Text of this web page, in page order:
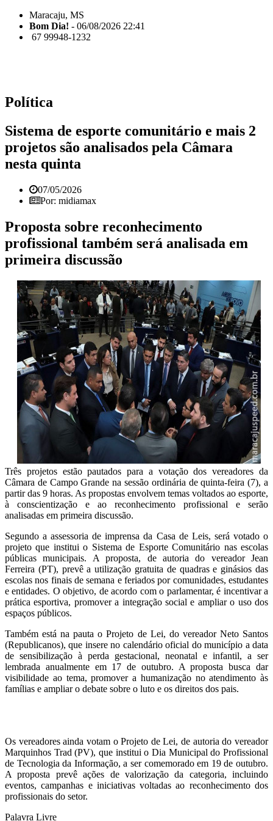
Maracaju, MS
Bom Dia! - 06/08/2026 22:41
67 99948-1232
Política
Sistema de esporte comunitário e mais 2
projetos são analisados pela Câmara
nesta quinta
07/05/2026
Por: midiamax
Proposta sobre reconhecimento
profissional também será analisada em
primeira discussão
Três projetos estão pautados para a votação dos vereadores da
Câmara de Campo Grande na sessão ordinária de quinta-feira (7), a
partir das 9 horas. As propostas envolvem temas voltados ao esporte,
à conscientização e ao reconhecimento profissional e serão
analisadas em primeira discussão.
Segundo a assessoria de imprensa da Casa de Leis, será votado o
projeto que institui o Sistema de Esporte Comunitário nas escolas
públicas municipais. A proposta, de autoria do vereador Jean
Ferreira (PT), prevê a utilização gratuita de quadras e ginásios das
escolas nos finais de semana e feriados por comunidades, estudantes
e entidades. O objetivo, de acordo com o parlamentar, é incentivar a
prática esportiva, promover a integração social e ampliar o uso dos
espaços públicos.
Também está na pauta o Projeto de Lei, do vereador Neto Santos
(Republicanos), que insere no calendário oficial do município a data
de sensibilização à perda gestacional, neonatal e infantil, a ser
lembrada anualmente em 17 de outubro. A proposta busca dar
visibilidade ao tema, promover a humanização no atendimento às
famílias e ampliar o debate sobre o luto e os direitos dos pais.
Os vereadores ainda votam o Projeto de Lei, de autoria do vereador
Marquinhos Trad (PV), que institui o Dia Municipal do Profissional
de Tecnologia da Informação, a ser comemorado em 19 de outubro.
A proposta prevê ações de valorização da categoria, incluindo
eventos, campanhas e iniciativas voltadas ao reconhecimento dos
profissionais do setor.
Palavra Livre